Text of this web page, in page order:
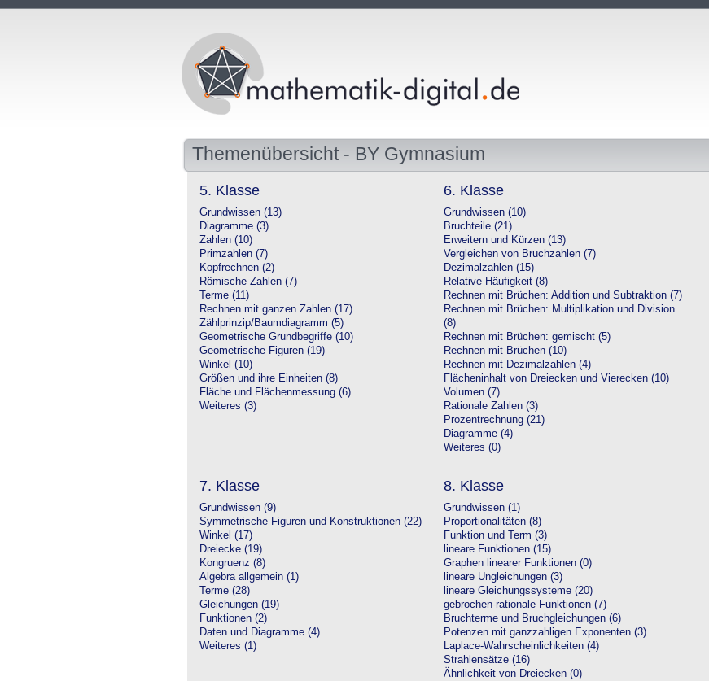
Themenübersicht - BY Gymnasium
5. Klasse
Grundwissen (13)
Diagramme (3)
Zahlen (10)
Primzahlen (7)
Kopfrechnen (2)
Römische Zahlen (7)
Terme (11)
Rechnen mit ganzen Zahlen (17)
Zählprinzip/Baumdiagramm (5)
Geometrische Grundbegriffe (10)
Geometrische Figuren (19)
Winkel (10)
Größen und ihre Einheiten (8)
Fläche und Flächenmessung (6)
Weiteres (3)
6. Klasse
Grundwissen (10)
Bruchteile (21)
Erweitern und Kürzen (13)
Vergleichen von Bruchzahlen (7)
Dezimalzahlen (15)
Relative Häufigkeit (8)
Rechnen mit Brüchen: Addition und Subtraktion (7)
Rechnen mit Brüchen: Multiplikation und Division
(8)
Rechnen mit Brüchen: gemischt (5)
Rechnen mit Brüchen (10)
Rechnen mit Dezimalzahlen (4)
Flächeninhalt von Dreiecken und Vierecken (10)
Volumen (7)
Rationale Zahlen (3)
Prozentrechnung (21)
Diagramme (4)
Weiteres (0)
7. Klasse
Grundwissen (9)
Symmetrische Figuren und Konstruktionen (22)
Winkel (17)
Dreiecke (19)
Kongruenz (8)
Algebra allgemein (1)
Terme (28)
Gleichungen (19)
Funktionen (2)
Daten und Diagramme (4)
Weiteres (1)
8. Klasse
Grundwissen (1)
Proportionalitäten (8)
Funktion und Term (3)
lineare Funktionen (15)
Graphen linearer Funktionen (0)
lineare Ungleichungen (3)
lineare Gleichungssysteme (20)
gebrochen-rationale Funktionen (7)
Bruchterme und Bruchgleichungen (6)
Potenzen mit ganzzahligen Exponenten (3)
Laplace-Wahrscheinlichkeiten (4)
Strahlensätze (16)
Ähnlichkeit von Dreiecken (0)